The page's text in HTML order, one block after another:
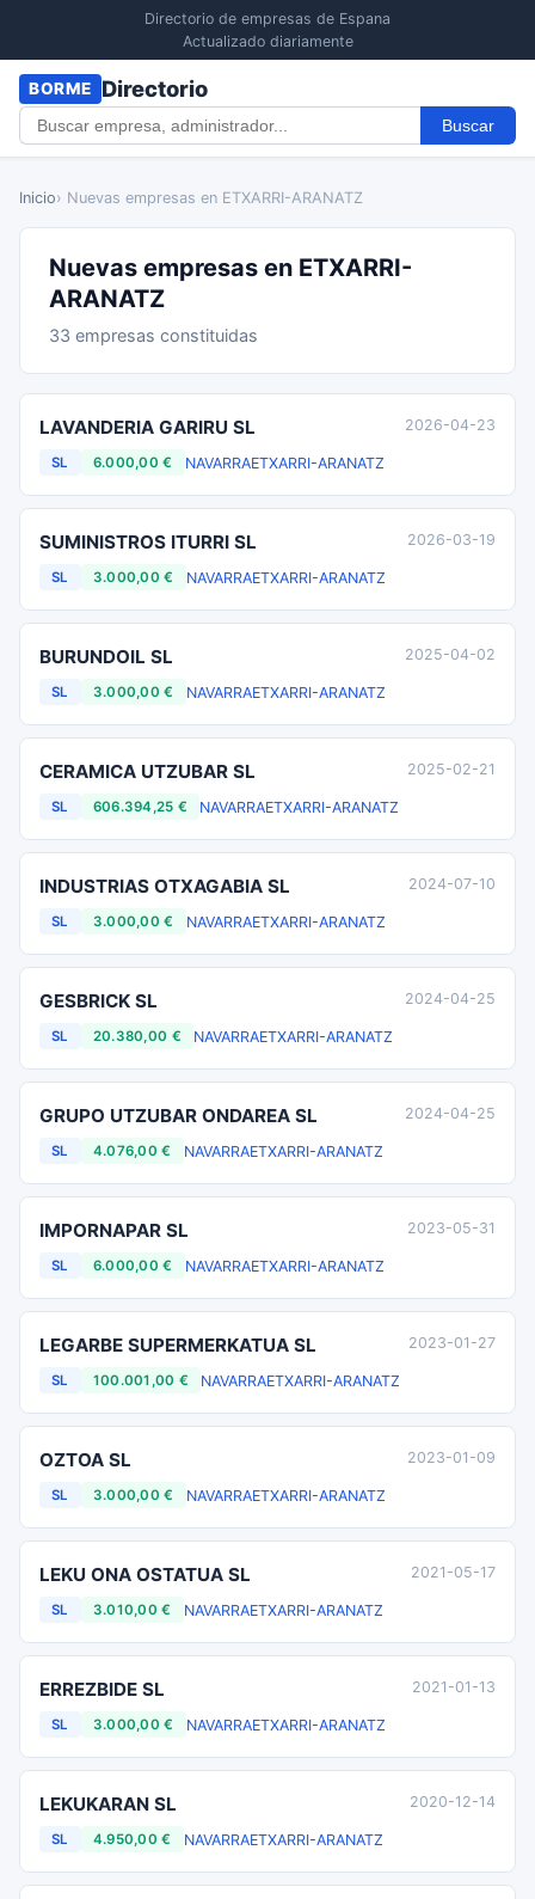
Directorio de empresas de Espana
Actualizado diariamente
BORME Directorio
Buscar
Inicio› Nuevas empresas en ETXARRI-ARANATZ
Nuevas empresas en ETXARRI-
ARANATZ
33 empresas constituidas
LAVANDERIA GARIRU SL
SL 6.000,00 € NAVARRAETXARRI-ARANATZ
2026-04-23
SUMINISTROS ITURRI SL
SL 3.000,00 € NAVARRAETXARRI-ARANATZ
2026-03-19
BURUNDOIL SL
SL 3.000,00 € NAVARRAETXARRI-ARANATZ
2025-04-02
CERAMICA UTZUBAR SL
SL 606.394,25 € NAVARRAETXARRI-ARANATZ
2025-02-21
INDUSTRIAS OTXAGABIA SL
SL 3.000,00 € NAVARRAETXARRI-ARANATZ
2024-07-10
GESBRICK SL
SL 20.380,00 € NAVARRAETXARRI-ARANATZ
2024-04-25
GRUPO UTZUBAR ONDAREA SL
SL 4.076,00 € NAVARRAETXARRI-ARANATZ
2024-04-25
IMPORNAPAR SL
SL 6.000,00 € NAVARRAETXARRI-ARANATZ
2023-05-31
LEGARBE SUPERMERKATUA SL
SL 100.001,00 € NAVARRAETXARRI-ARANATZ
2023-01-27
OZTOA SL
SL 3.000,00 € NAVARRAETXARRI-ARANATZ
2023-01-09
LEKU ONA OSTATUA SL
SL 3.010,00 € NAVARRAETXARRI-ARANATZ
2021-05-17
ERREZBIDE SL
SL 3.000,00 € NAVARRAETXARRI-ARANATZ
2021-01-13
LEKUKARAN SL
SL 4.950,00 € NAVARRAETXARRI-ARANATZ
2020-12-14